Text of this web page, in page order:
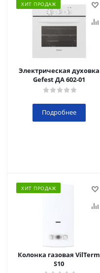
ХИТ ПРОДАЖ
Электрическая духовка
Gefest ДА 602-01
Подробнее
ХИТ ПРОДАЖ
Колонка газовая VilTerm
S10